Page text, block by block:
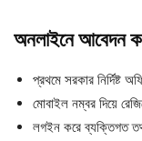
অনলাইনে আবেদন
প্রথমে সরকার নির্দিষ্ট
মোবাইল নম্বর দিয়ে
লগইন করে ব্যক্তিগত